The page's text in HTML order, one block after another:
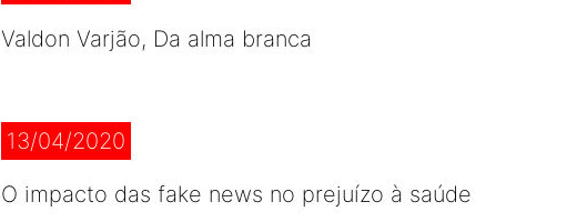
Valdon Varjão, Da alma branca
13/04/2020
O impacto das fake news no prejuízo à saúde